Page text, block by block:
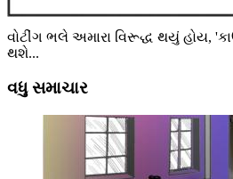
વોટીંગ ભલે અમારા વિરૂદ્ધ થયું હોય,
થશે...
વધુ સમાચાર